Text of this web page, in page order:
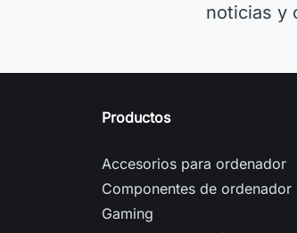
noticias y
Productos
Accesorios para ordenador
Componentes de ordenador
Gaming